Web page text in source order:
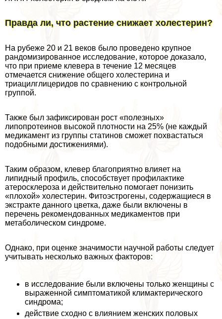
Правда ли, что растение снижает холестерин?
На рубеже 20 и 21 веков было проведено крупное
рандомизированное исследование, которое доказало,
что при приеме клевера в течение 12 месяцев
отмечается снижение общего холестерина и
триацилглицеридов по сравнению с контрольной
группой.
Также был зафиксирован рост «полезных»
липопротеинов высокой плотности на 25% (не каждый
медикамент из группы статинов сможет похвастаться
подобными достижениями).
Таким образом, клевер благоприятно влияет на
липидный профиль, способствует профилактике
атеросклероза и действительно помогает понизить
«плохой» холестерин. Фитоэстрогены, содержащиеся в
экстpaкте данного цветка, даже были включены в
перечень рекомендованных медикаментов при
метаболическом синдроме.
Однако, при оценке значимости научной работы следует
учитывать несколько важных факторов:
в исследование были включены только женщины с
выраженной симптоматикой климактерического
синдрома;
действие сходно с влиянием женских пoлoвых